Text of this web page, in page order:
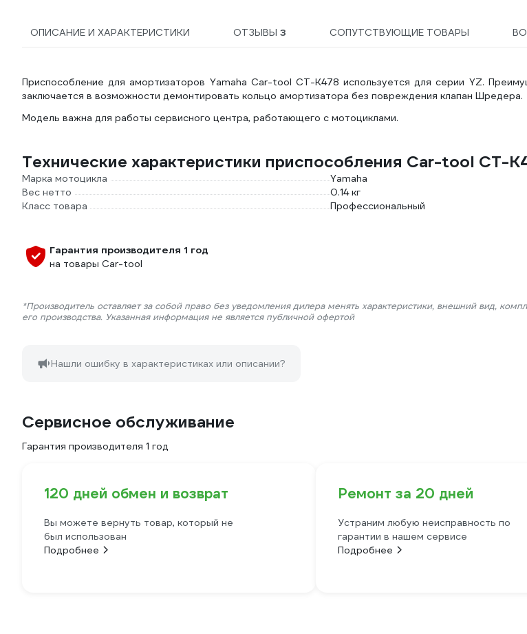
ОПИСАНИЕ И ХАРАКТЕРИСТИКИ ОТЗЫВЫ3 СОПУТСТВУЮЩИЕ ТОВАРЫ
Приспособление для амортизаторов Yamaha Car-tool CT-K478 используется для серии YZ.
заключается в возможности демонтировать кольцо амортизатора без повреждения клапан Шредера.
Модель важна для работы сервисного центра, работающего с мотоциклами.
Технические характеристики приспособления Car-tool CT-
Марка мотоцикла
Yamaha
Вес нетто
0.14 кг
Класс товара
Профессиональный
Гарантия производителя 1 год
на товары Car-tool
*Производитель оставляет за собой право без уведомления дилера менять характеристики, внешний вид,
его производства. Указанная информация не является публичной офертой
Нашли ошибку в характеристиках или описании?
Сервисное обслуживание
Гарантия производителя 1 год
120 дней обмен и возврат
Вы можете вернуть товар, который не
был использован
Подробнее
Ремонт за 20 дней
Устраним любую неисправность по
гарантии в нашем сервисе
Подробнее